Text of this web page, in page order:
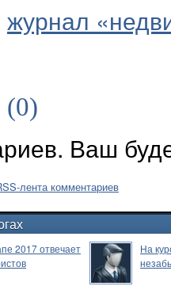
журнал
(0)
Ваш
лента комментариев
2017 отвечает
На